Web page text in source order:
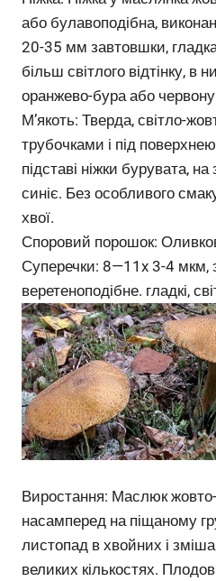
або булавоподібна,
20-35 мм завтовшки,
більш світлого відтінку, в
оранжево-бура або
М’якоть: Тверда, світло-
трубочками і під
підставі ніжки бурувата, на
синіє. Без особливого
хвої.
Споровий порошок:
Суперечки: 8—11x 3-4 мкм,
веретеноподібне. гладкі,
Виростання: Маслюк
насамперед на піщаному
листопад в хвойних і
великих кількостях.